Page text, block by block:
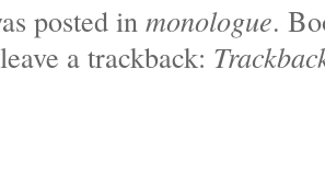
posted in monologue.
a trackback: